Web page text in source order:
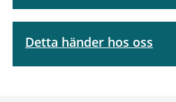
Detta händer hos oss